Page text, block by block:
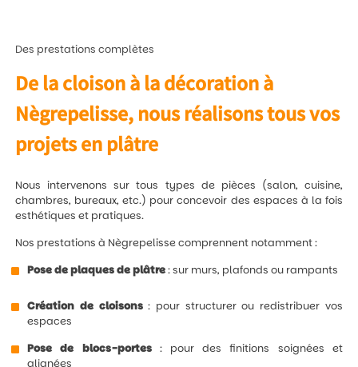
Des prestations complètes
De la cloison à la décoration à
Nègrepelisse, nous réalisons tous vos
projets en plâtre
Nous intervenons sur tous types de pièces (salon, cuisine,
chambres, bureaux, etc.) pour concevoir des espaces à la fois
esthétiques et pratiques.
Nos prestations à Nègrepelisse comprennent notamment :
Pose de plaques de plâtre: sur murs, plafonds ou rampants
Création de cloisons: pour structurer ou redistribuer vos
espaces
Pose de blocs-portes: pour des finitions soignées et
alignées